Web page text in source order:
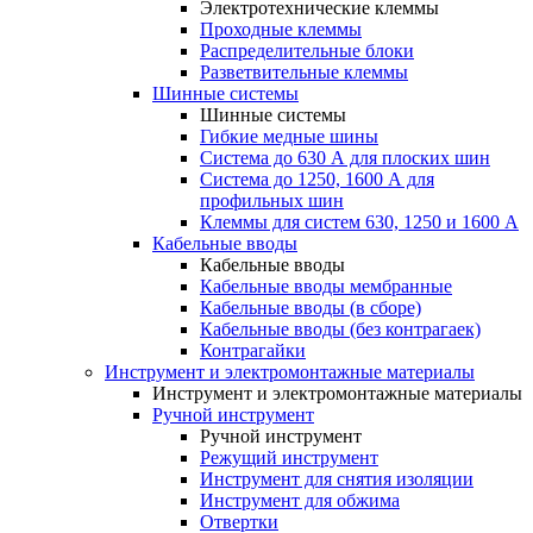
Электротехнические клеммы
Проходные клеммы
Распределительные блоки
Разветвительные клеммы
Шинные системы
Шинные системы
Гибкие медные шины
Система до 630 А для плоских шин
Система до 1250, 1600 А для
профильных шин
Клеммы для систем 630, 1250 и 1600 А
Кабельные вводы
Кабельные вводы
Кабельные вводы мембранные
Кабельные вводы (в сборе)
Кабельные вводы (без контрагаек)
Контрагайки
Инструмент и электромонтажные материалы
Инструмент и электромонтажные материалы
Ручной инструмент
Ручной инструмент
Режущий инструмент
Инструмент для снятия изоляции
Инструмент для обжима
Отвертки